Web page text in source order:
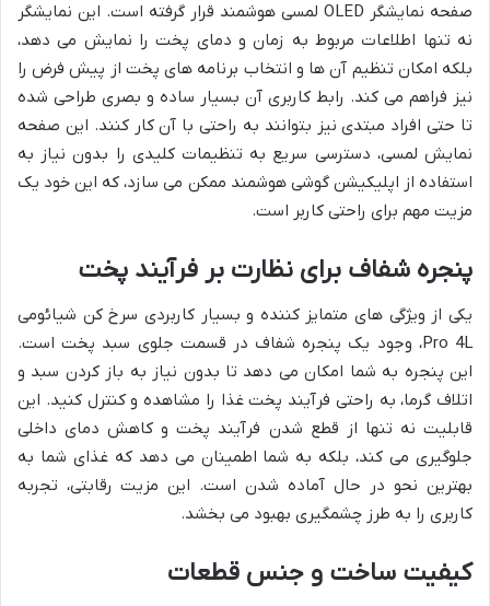
صفحه نمایشگر OLED لمسی هوشمند قرار گرفته است. این نمایشگر
نه تنها اطلاعات مربوط به زمان و دمای پخت را نمایش می دهد،
بلکه امکان تنظیم آن ها و انتخاب برنامه های پخت از پیش فرض را
نیز فراهم می کند. رابط کاربری آن بسیار ساده و بصری طراحی شده
تا حتی افراد مبتدی نیز بتوانند به راحتی با آن کار کنند. این صفحه
نمایش لمسی، دسترسی سریع به تنظیمات کلیدی را بدون نیاز به
استفاده از اپلیکیشن گوشی هوشمند ممکن می سازد، که این خود یک
مزیت مهم برای راحتی کاربر است.
پنجره شفاف برای نظارت بر فرآیند پخت
یکی از ویژگی های متمایز کننده و بسیار کاربردی سرخ کن شیائومی
Pro 4L، وجود یک پنجره شفاف در قسمت جلوی سبد پخت است.
این پنجره به شما امکان می دهد تا بدون نیاز به باز کردن سبد و
اتلاف گرما، به راحتی فرآیند پخت غذا را مشاهده و کنترل کنید. این
قابلیت نه تنها از قطع شدن فرآیند پخت و کاهش دمای داخلی
جلوگیری می کند، بلکه به شما اطمینان می دهد که غذای شما به
بهترین نحو در حال آماده شدن است. این مزیت رقابتی، تجربه
کاربری را به طرز چشمگیری بهبود می بخشد.
کیفیت ساخت و جنس قطعات